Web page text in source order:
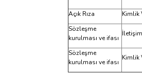
Açık Rıza Kimlik
Sözleşme
kurulması ve ifası
Sözleşme
kurulması ve ifası
Kimlik